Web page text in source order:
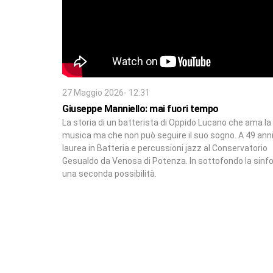
27 Maggio 2026- 12:31
Giuseppe Manniello: mai fuori tempo
La storia di un batterista di Oppido Lucano che ama la
musica ma che non può seguire il suo sogno. A 49
laurea in Batteria e percussioni jazz al Conservatorio
Gesualdo da Venosa di Potenza. In sottofondo la
una seconda possibilità.